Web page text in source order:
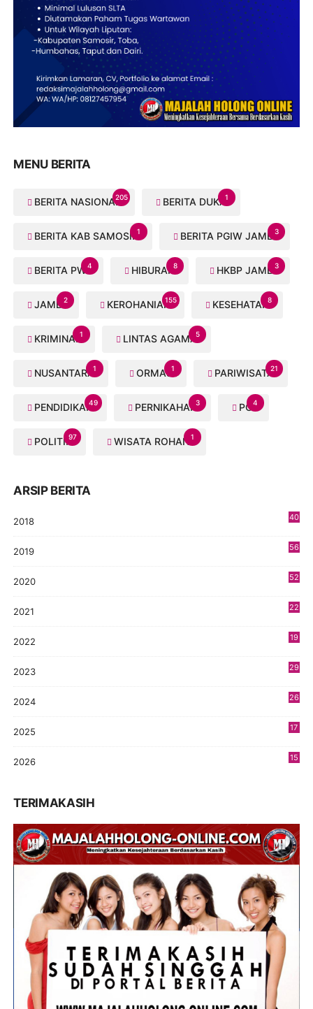
MENU BERITA
BERITA NASIONAL205 BERITA DUKA1
BERITA KAB SAMOSIR1 BERITA PGIW JAMBI3
BERITA PWI4 HIBURAN8 HKBP JAMBI3
JAMBI2 KEROHANIAN155 KESEHATAN8
KRIMINAL1 LINTAS AGAMA5
NUSANTARA1 ORMAS1 PARIWISATA21
PENDIDIKAN49 PERNIKAHAN3 PGI4
POLITIK97 WISATA ROHANI1
ARSIP BERITA
2018
40
2019
56
2020
52
2021
22
2022
19
2023
29
2024
26
2025
17
2026
15
TERIMAKASIH